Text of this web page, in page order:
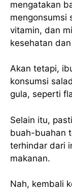
mengatakan
mengonsumsi
vitamin, dan
kesehatan
Akan tetapi,
konsumsi
gula, seperti
Selain itu,
buah-buahan
terhindar dari
makanan.
Nah, kembali